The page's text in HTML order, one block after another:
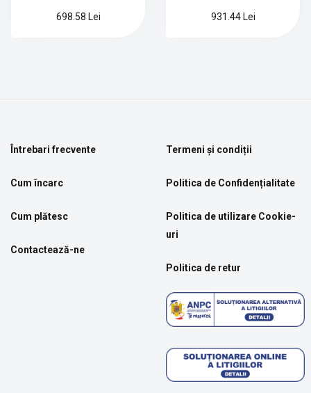
698.58 Lei 931.44 Lei
Întrebari frecvente
Cum încarc
Cum plătesc
Contactează-ne
Termeni și condiții
Politica de Confidențialitate
Politica de utilizare Cookie-
uri
Politica de retur